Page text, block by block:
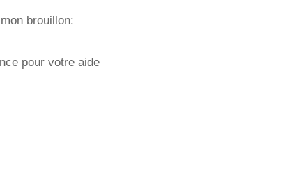
brouillon:
pour votre aide